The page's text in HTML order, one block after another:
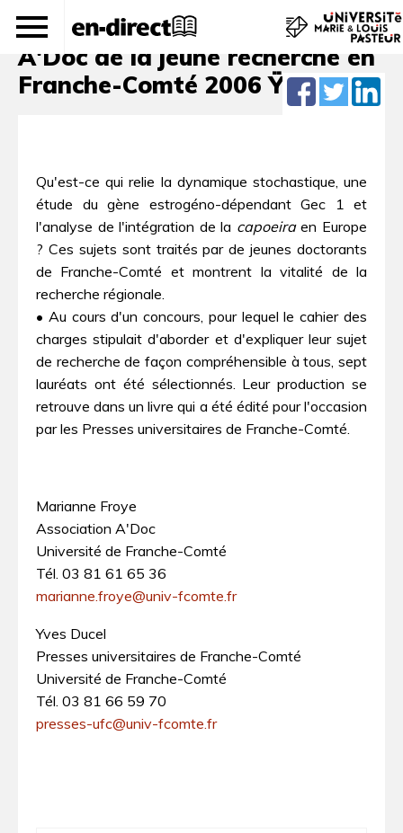
La jeune recherche se livre  Prix
A'Doc de la jeune recherche en
Franche-Comté 2006 Ÿ
Qu'est-ce qui relie la dynamique stochastique, une
étude du gène estrogéno-dépendant Gec 1 et
l'analyse de l'intégration de la capoeiraen Europe
? Ces sujets sont traités par de jeunes doctorants
de Franche-Comté et montrent la vitalité de la
recherche régionale.
• Au cours d'un concours, pour lequel le cahier des
charges stipulait d'aborder et d'expliquer leur sujet
de recherche de façon compréhensible à tous, sept
lauréats ont été sélectionnés. Leur production se
retrouve dans un livre qui a été édité pour l'occasion
par les Presses universitaires de Franche-Comté.
Marianne Froye
Association A'Doc
Université de Franche-Comté
Tél. 03 81 61 65 36
marianne.froye@univ-fcomte.fr
Yves Ducel
Presses universitaires de Franche-Comté
Université de Franche-Comté
Tél. 03 81 66 59 70
presses-ufc@univ-fcomte.fr